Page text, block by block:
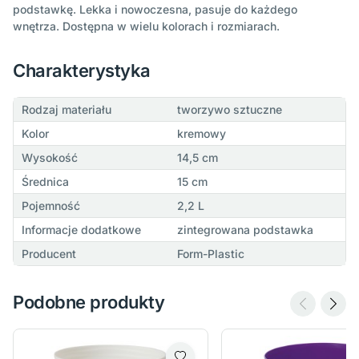
podstawkę. Lekka i nowoczesna, pasuje do każdego
wnętrza. Dostępna w wielu kolorach i rozmiarach.
Charakterystyka
Rodzaj materiału
tworzywo sztuczne
Kolor
kremowy
Wysokość
14,5 cm
Średnica
15 cm
Pojemność
2,2 L
Informacje dodatkowe
zintegrowana podstawka
Producent
Form-Plastic
Podobne produkty